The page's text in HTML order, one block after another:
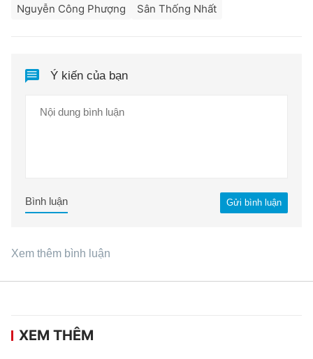
Nguyễn Công Phượng
Sân Thống Nhất
Ý kiến của bạn
Gửi bình luận
Bình luận
Xem thêm bình luận
XEM THÊM